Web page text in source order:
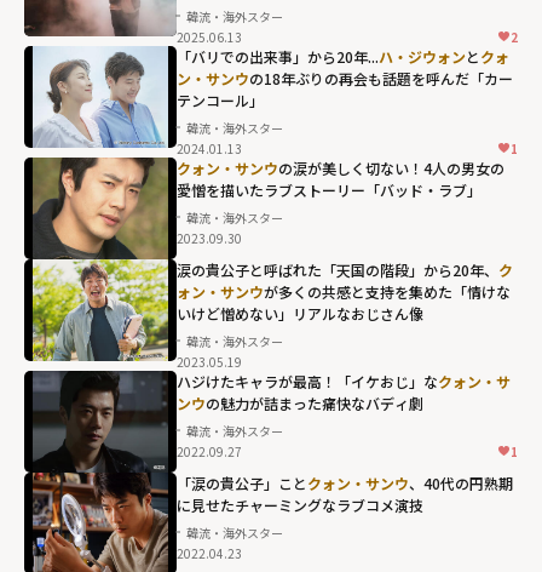
韓流・海外スター
2025.06.13
2
「バリでの出来事」から20年...ハ・ジウォンとクォ
ン・サンウの18年ぶりの再会も話題を呼んだ「カー
テンコール」
韓流・海外スター
2024.01.13
1
クォン・サンウの涙が美しく切ない！4人の男女の
愛憎を描いたラブストーリー「バッド・ラブ」
韓流・海外スター
2023.09.30
涙の貴公子と呼ばれた「天国の階段」から20年、 ク
ォン・サンウが多くの共感と支持を集めた「情けな
いけど憎めない」リアルなおじさん像
韓流・海外スター
2023.05.19
ハジけたキャラが最高！「イケおじ」なクォン・サ
ンウの魅力が詰まった痛快なバディ劇
韓流・海外スター
2022.09.27
1
「涙の貴公子」ことクォン・サンウ、40代の円熟期
に見せたチャーミングなラブコメ演技
韓流・海外スター
2022.04.23